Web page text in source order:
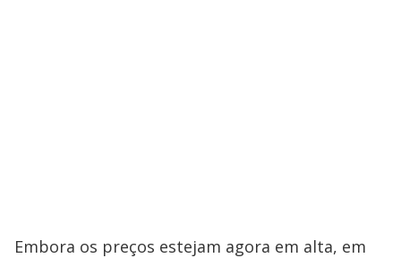
Embora os preços estejam agora em alta, em